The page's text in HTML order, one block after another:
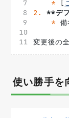
* [
2.
**デ
* 備
変更後の
使い勝手を